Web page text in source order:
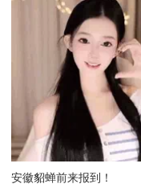
安徽貂蝉前来报到！